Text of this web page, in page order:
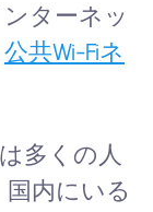
ターネッ
公共Wi-Fiネ
多くの人
内にいる